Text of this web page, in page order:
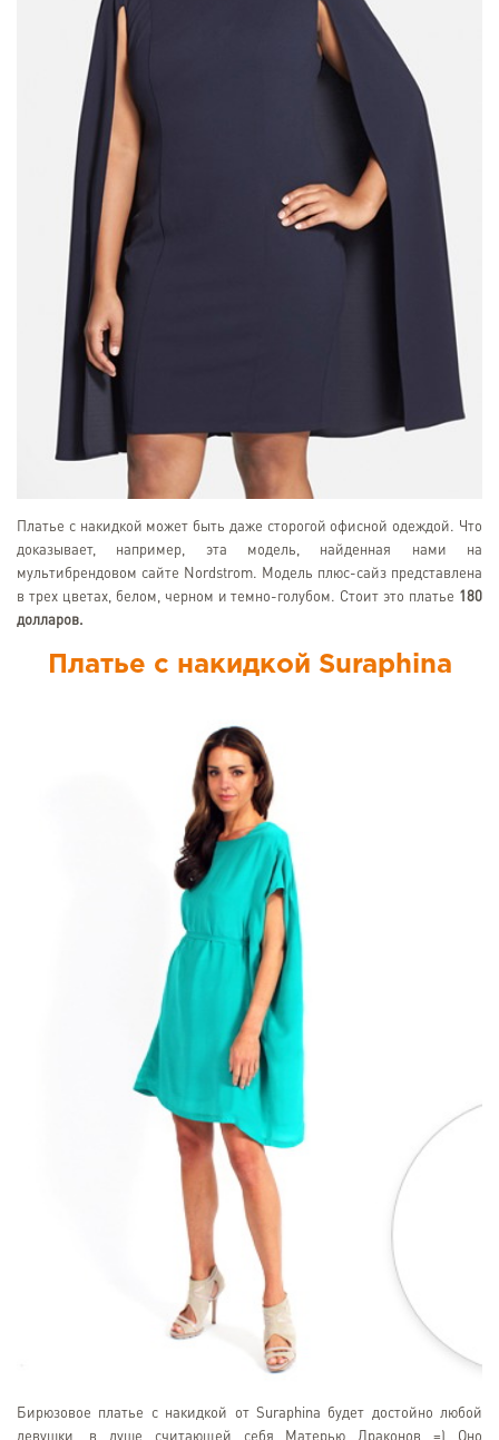
Платье с накидкой может быть даже сторогой офисной одеждой. Что
доказывает, например, эта модель, найденная нами на
мультибрендовом сайте Nordstrom. Модель плюс-сайз представлена
в трех цветах, белом, черном и темно-голубом. Стоит это платье 180
долларов.
Платье с накидкой Suraphina
Бирюзовое платье с накидкой от Suraphina будет достойно любой